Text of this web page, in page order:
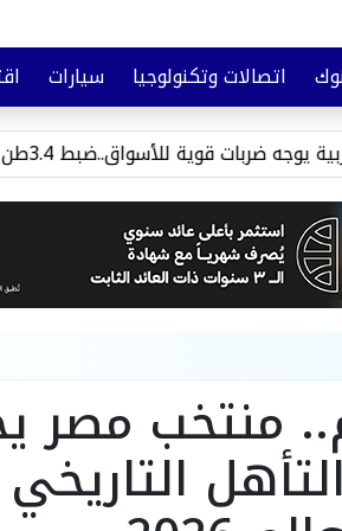
اتصالات وتكنولوجيا سيارات
3.4طن سلع مجهولة و3000رغيف مدعم قبل تهريبها